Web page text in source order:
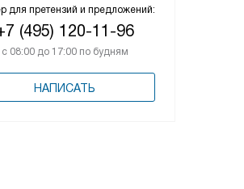
для претензий и предложений:
(495) 120-11-96
с 08:00 до 17:00 по будням
НАПИСАТЬ